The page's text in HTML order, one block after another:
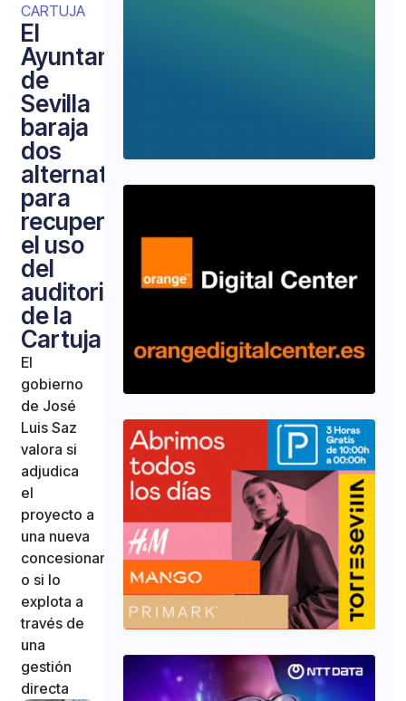
CARTUJA
El
Ayuntamiento
de
Sevilla
baraja
dos
alternativas
para
recuperar
el uso
del
auditorio
de la
Cartuja
El
gobierno
de José
Luis Saz
valora si
adjudica
el
proyecto a
una nueva
concesionaria
o si lo
explota a
través de
una
gestión
directa